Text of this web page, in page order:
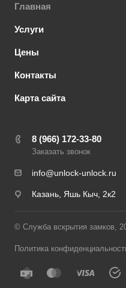
Главная
Услуги
Цены
Контакты
Карта сайта
8 (966) 172-33-80
Заказать звонок
info@unlock-unlock.ru
Казань, Яшь Кыч, 2к2
© Служба вскрытия замков,
Политика